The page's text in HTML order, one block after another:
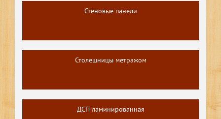
Стеновые панели
Столешницы метражом
ДСП ламинированная